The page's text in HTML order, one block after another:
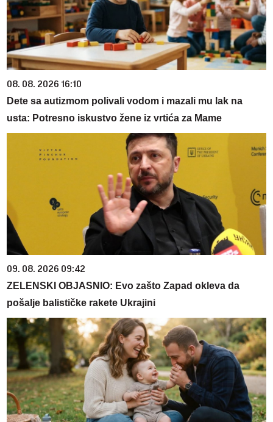
08. 08. 2026 16:10
Dete sa autizmom polivali vodom i mazali mu lak na
usta: Potresno iskustvo žene iz vrtića za Mame
09. 08. 2026 09:42
ZELENSKI OBJASNIO: Evo zašto Zapad okleva da
pošalje balističke rakete Ukrajini